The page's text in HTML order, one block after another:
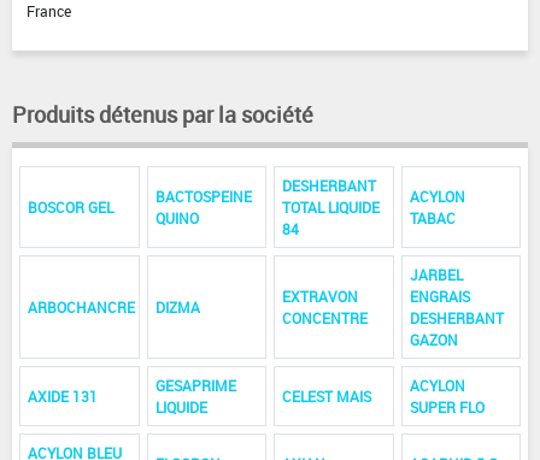
France
Produits détenus par la société
BOSCOR GEL
BACTOSPEINE
QUINO
DESHERBANT
TOTAL LIQUIDE
84
ACYLON
TABAC
ARBOCHANCRE DIZMA
EXTRAVON
CONCENTRE
JARBEL
ENGRAIS
DESHERBANT
GAZON
AXIDE 131
GESAPRIME
LIQUIDE
CELEST MAIS
ACYLON
SUPER FLO
ACYLON BLEU